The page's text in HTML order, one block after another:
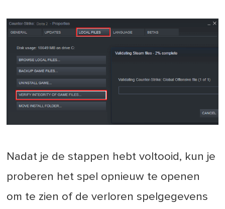
Nadat je de stappen hebt voltooid, kun je
proberen het spel opnieuw te openen
om te zien of de verloren spelgegevens